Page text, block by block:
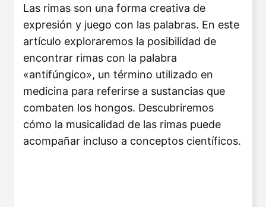
Las rimas son una forma creativa de
expresión y juego con las palabras. En este
artículo exploraremos la posibilidad de
encontrar rimas con la palabra
«antifúngico», un término utilizado en
medicina para referirse a sustancias que
combaten los hongos. Descubriremos
cómo la musicalidad de las rimas puede
acompañar incluso a conceptos científicos.